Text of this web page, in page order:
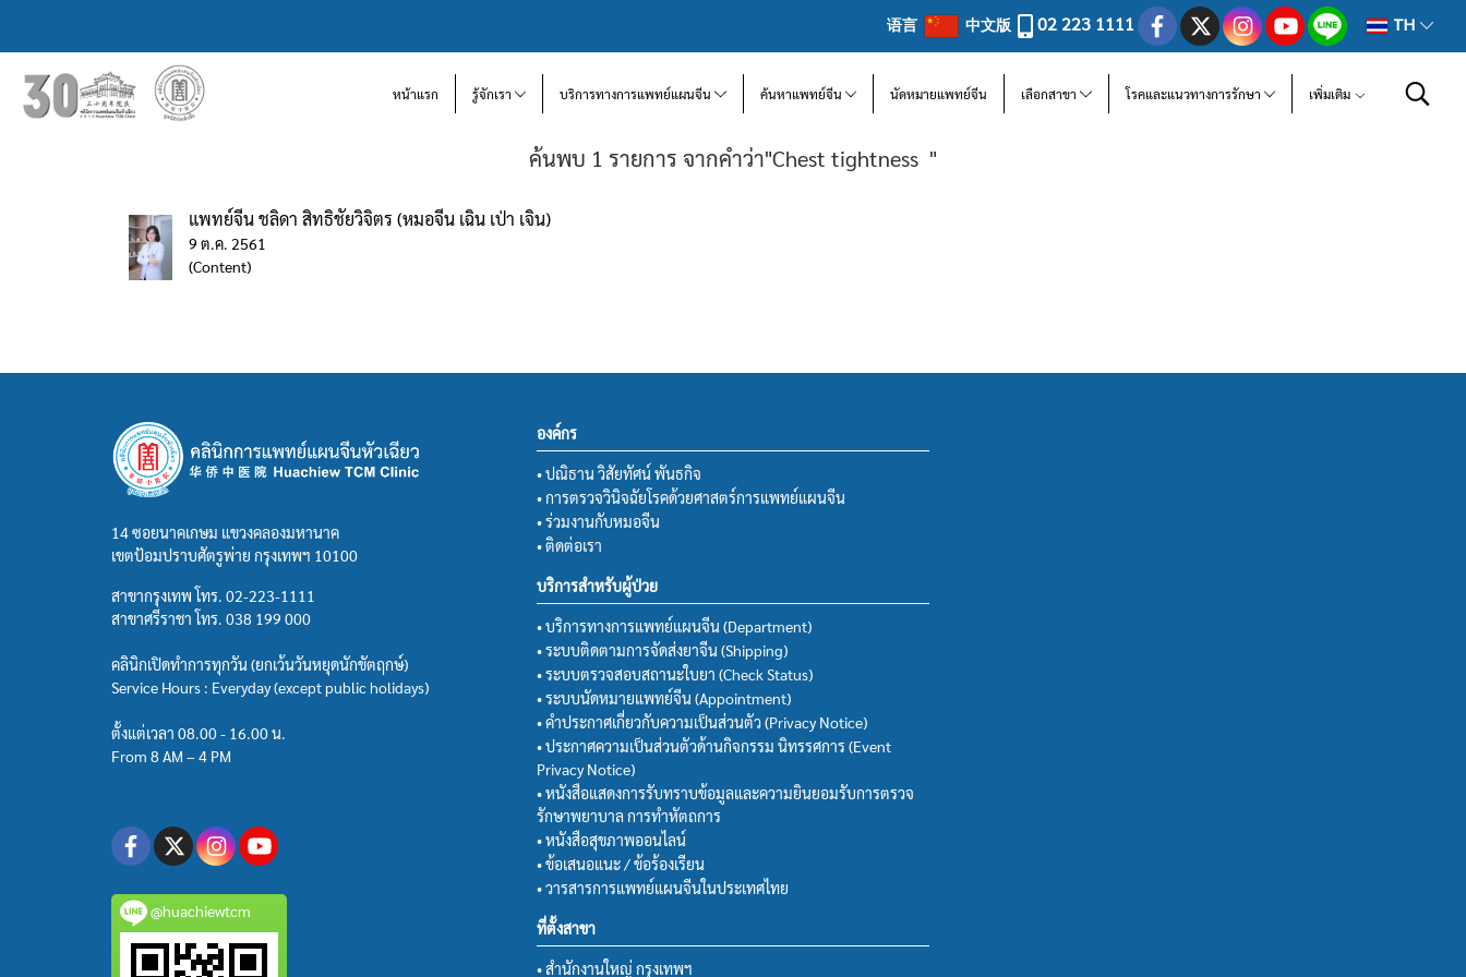
语言 中文版 02 223 1111 TH
หน้าแรก รู้จักเรา บริการทางการแพทย์แผนจีน ค้นหาแพทย์จีน นัดหมายแพทย์จีน เลือกสาขา โรคและแนวทางการรักษา เพิ่มเติม
ค้นพบ 1 รายการ จากคำว่า"Chest tightness "
แพทย์จีน ชลิดา สิทธิชัยวิจิตร (หมอจีน เฉิน เป่า เจิน)
9 ต.ค. 2561
(Content)
14 ซอยนาคเกษม แขวงคลองมหานาค
เขตป้อมปราบศัตรูพ่าย กรุงเทพฯ 10100
สาขากรุงเทพ โทร. 02-223-1111
สาขาศรีราชา โทร. 038 199 000
คลินิกเปิดทำการทุกวัน (ยกเว้นวันหยุดนักขัตฤกษ์)
Service Hours : Everyday (except public holidays)
ตั้งแต่เวลา 08.00 - 16.00 น.
From 8 AM – 4 PM
@huachiewtcm
องค์กร
• ปณิธาน วิสัยทัศน์ พันธกิจ
• การตรวจวินิจฉัยโรคด้วยศาสตร์การแพทย์แผนจีน
• ร่วมงานกับหมอจีน
• ติดต่อเรา
บริการสำหรับผู้ป่วย
• บริการทางการแพทย์แผนจีน (Department)
• ระบบติดตามการจัดส่งยาจีน (Shipping)
• ระบบตรวจสอบสถานะใบยา (Check Status)
• ระบบนัดหมายแพทย์จีน (Appointment)
• คำประกาศเกี่ยวกับความเป็นส่วนตัว (Privacy Notice)
• ประกาศความเป็นส่วนตัวด้านกิจกรรม นิทรรศการ (Event
Privacy Notice)
• หนังสือแสดงการรับทราบข้อมูลและความยินยอมรับการตรวจ
รักษาพยาบาล การทำหัตถการ
• หนังสือสุขภาพออนไลน์
• ข้อเสนอแนะ / ข้อร้องเรียน
• วารสารการแพทย์แผนจีนในประเทศไทย
ที่ตั้งสาขา
• สำนักงานใหญ่ กรุงเทพฯ